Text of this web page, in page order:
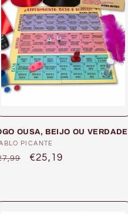
OUSA, BEIJO OU VERDADE
PICANTE
Preço
€25,19